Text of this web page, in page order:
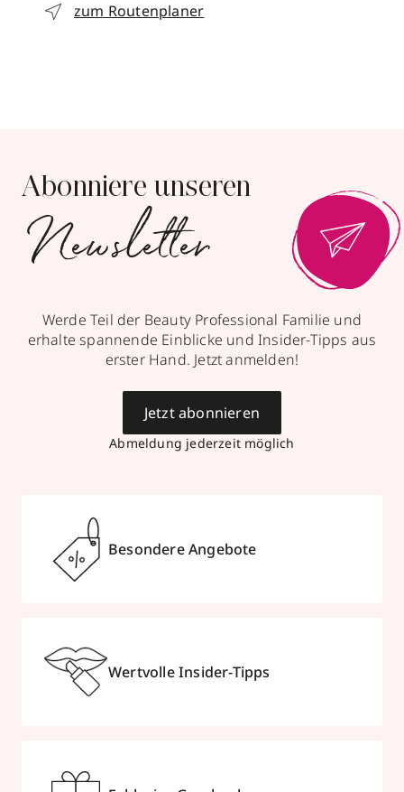
zum Routenplaner
Abonniere unseren
Newsletter
Werde Teil der Beauty Professional Familie und
erhalte spannende Einblicke und Insider-Tipps aus
erster Hand. Jetzt anmelden!
Abmeldung jederzeit möglich
Jetzt abonnieren
Besondere Angebote
Wertvolle Insider-Tipps